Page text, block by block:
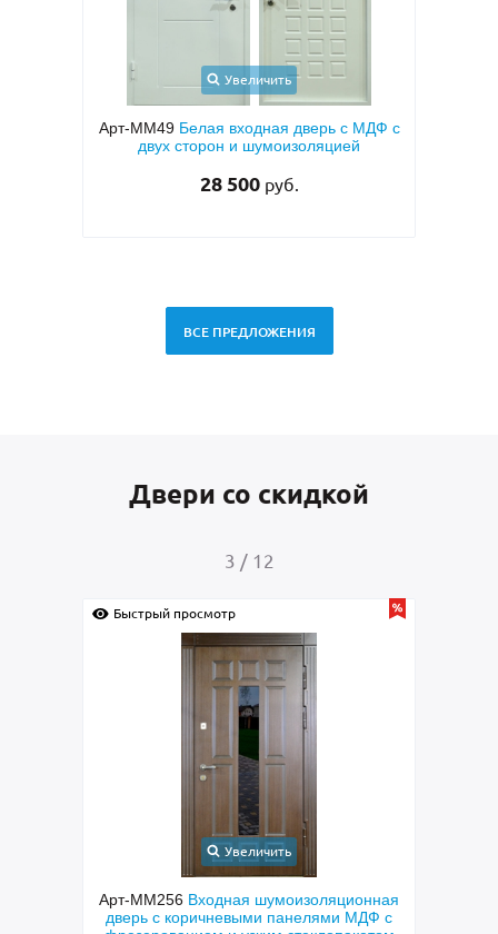
Увеличить
Арт-ММ49Белая входная дверь с МДФ с
двух сторон и шумоизоляцией
28 500руб.
ВСЕ ПРЕДЛОЖЕНИЯ
Двери со скидкой
4 / 12
Быстрый просмотр
Увеличить
Арт-ММ256Входная шумоизоляционная
дверь с коричневыми панелями МДФ с